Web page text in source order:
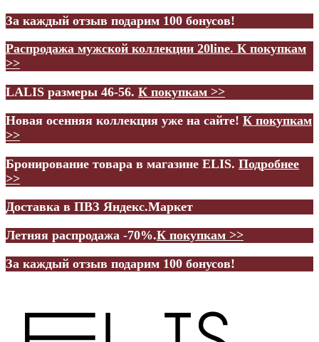
За каждый отзыв подарим 100 бонусов!
Распродажа мужской коллекции 20line. К покупкам
>>
LALIS размеры 46-56. К покупкам >>
Новая осенняя коллекция уже на сайте! К покупкам
>>
Бронирование товара в магазине ELIS. Подробнее
>>
Доставка в ПВЗ Яндекс.Маркет
Летняя распродажа -70%.К покупкам >>
За каждый отзыв подарим 100 бонусов!